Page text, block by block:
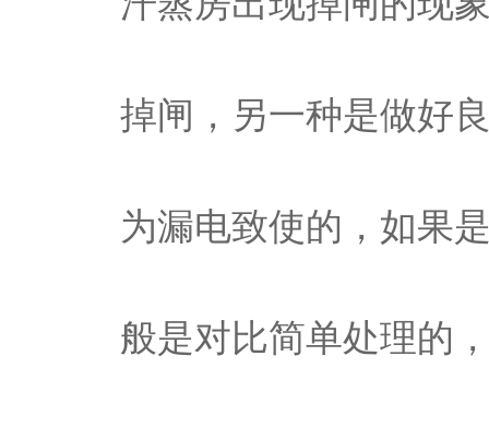
掉闸，另一种是做好
为漏电致使的，如果
般是对比简单处理的